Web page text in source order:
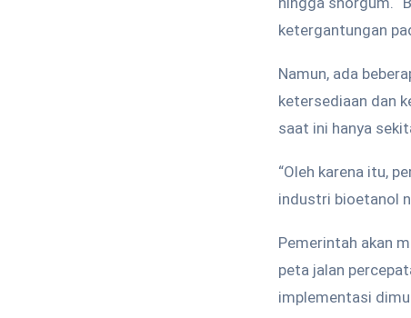
ketergantungan
Namun, ada
ketersediaan dan
saat ini hanya
“Oleh karena itu,
industri bioetanol
Pemerintah akan
peta jalan
implementasi